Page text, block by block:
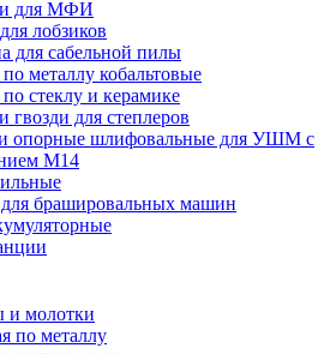
для МФИ
лобзиков
для сабельной пилы
металлу кобальтовые
стеклу и керамике
гвозди для степлеров
опорные шлифовальные для УШМ с
М14
брашировальных машин
и молотки
по металлу